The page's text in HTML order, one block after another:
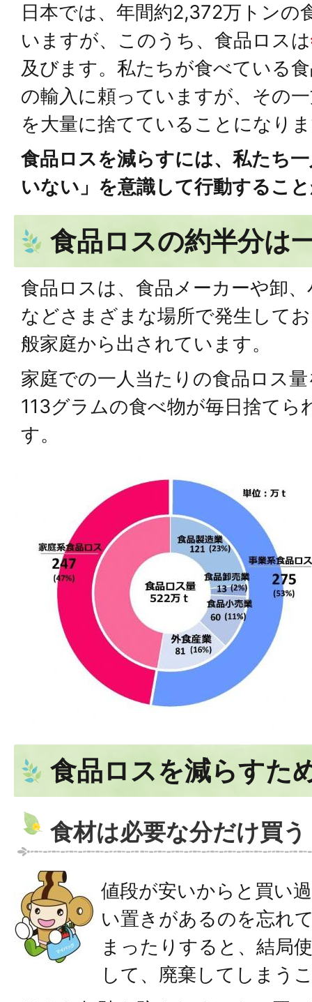
日本では、年間約2,372万トンの
いますが、このうち、食品ロスは
及びます。私たちが食べている
の輸入に頼っていますが、その
を大量に捨てていることになり
食品ロスを減らすには、私たち
いない」を意識して行動するこ
食品ロスの約半分は
食品ロスは、食品メーカーや卸
などさまざまな場所で発生して
般家庭から出されています。
家庭での一人当たりの食品ロス
113グラムの食べ物が毎日捨てら
す。
食品ロスを減らすた
食材は必要な分だけ買う
値段が安いからと買い
い置きがあるのを忘れ
まったりすると、結局
して、廃棄してしまう